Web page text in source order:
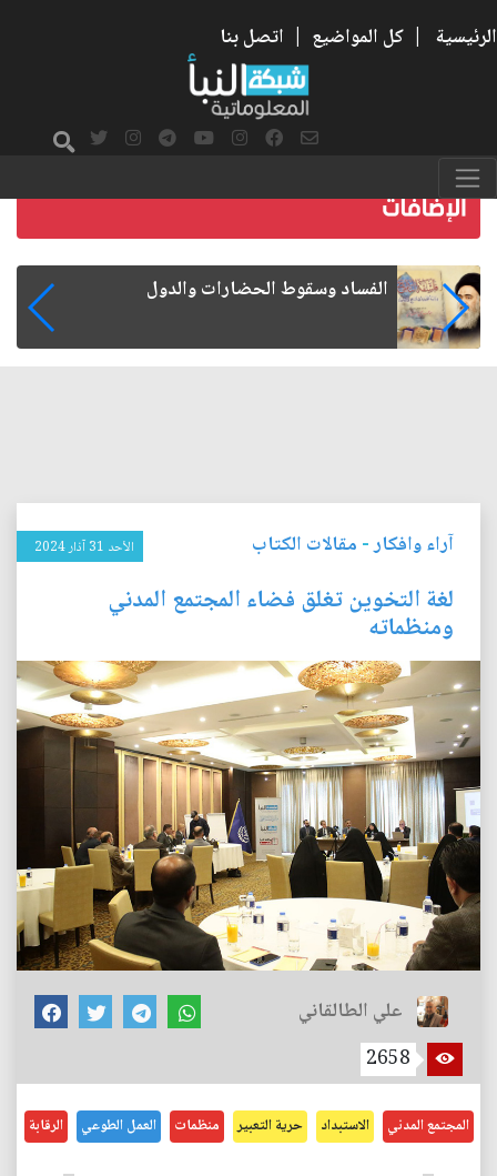
الرئيسية | كل المواضيع | اتصل بنا
رواتب الموظفين على صفيح ساخن
آراء وافكار- مقالات الكتاب الأحد 31 آذار 2024
لغة التخوين تغلق فضاء المجتمع المدني
ومنظماته
علي الطالقاني
2658
المجتمع المدني الاستبداد حرية التعبير منظمات العمل الطوعي الرقابة